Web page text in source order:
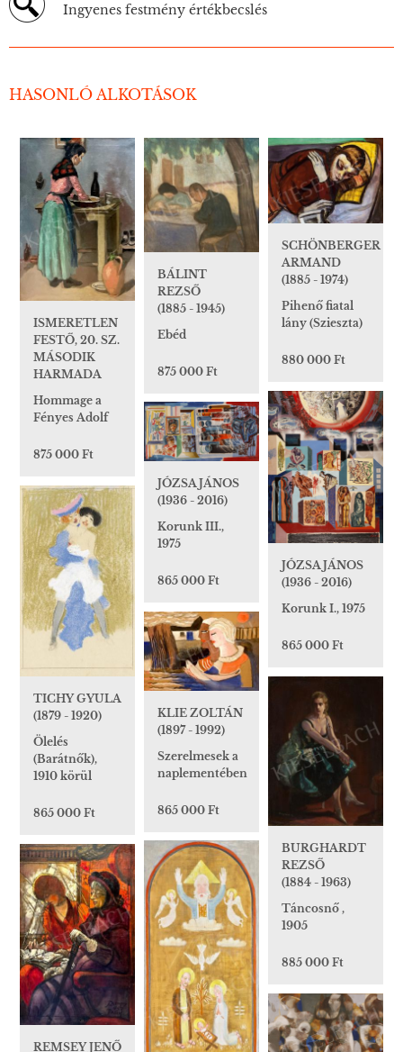
Ingyenes festmény értékbecslés
HASONLÓ ALKOTÁSOK
ISMERETLEN
FESTŐ, 20. SZ.
MÁSODIK
HARMADA
Hommage a
Fényes Adolf
875 000 Ft
BÁLINT
REZSŐ
(1885 - 1945)
Ebéd
875 000 Ft
SCHÖNBERGER
ARMAND
(1885 - 1974)
Pihenő fiatal
lány (Szieszta)
880 000 Ft
JÓZSA JÁNOS
(1936 - 2016)
Korunk I., 1975
865 000 Ft
JÓZSA JÁNOS
(1936 - 2016)
Korunk III.,
1975
865 000 Ft
TICHY GYULA
(1879 - 1920)
Ölelés
(Barátnők),
1910 körül
865 000 Ft
KLIE ZOLTÁN
(1897 - 1992)
Szerelmesek a
naplementében
865 000 Ft
BURGHARDT
REZSŐ
(1884 - 1963)
Táncosnő ,
1905
885 000 Ft
REMSEY JENŐ